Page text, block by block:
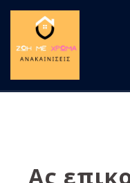
Skip
content
Ας